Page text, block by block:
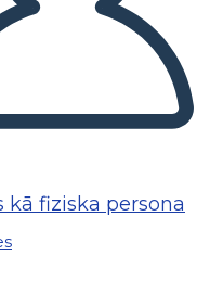
kā fiziska persona